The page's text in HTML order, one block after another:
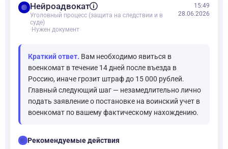
balanceНейроадвокат
Уголовный процесс (защита на следствии и в
суде)
· Нужен документ
15:49
28.06.2026
Краткий ответ. Вам необходимо явиться в
военкомат в течение 14 дней после въезда в
Россию, иначе грозит штраф до 15 000 рублей.
Главный следующий шаг — незамедлительно лично
подать заявление о постановке на воинский учет в
военкомат по вашему фактическому нахождению.
checklistРекомендуемые действия